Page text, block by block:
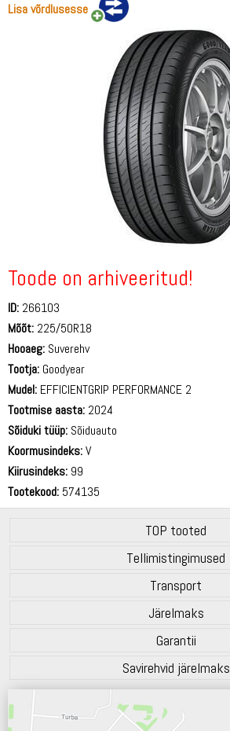
Lisa võrdlusesse
Toode on arhiveeritud!
ID: 266103
Mõõt: 225/50R18
Hooaeg: Suverehv
Tootja: Goodyear
Mudel: EFFICIENTGRIP PERFORMANCE 2
Tootmise aasta: 2024
Sõiduki tüüp: Sõiduauto
Koormusindeks:V
Kiirusindeks: 99
Tootekood: 574135
TOP tooted
Tellimistingimused
Transport
Järelmaks
Garantii
Savirehvid järelmaks